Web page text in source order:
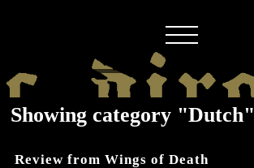
Showing category "Dutch"
Review from Wings of Death